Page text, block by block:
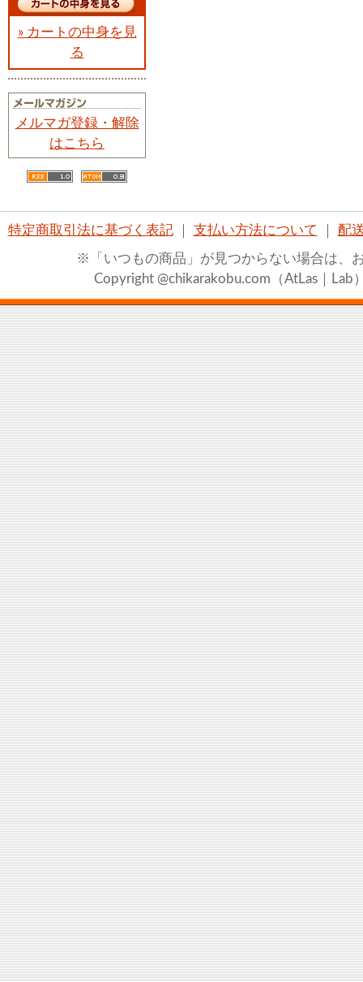
» カートの中身を見
る
メルマガ登録・解除
はこちら
特定商取引法に基づく表記｜ 支払い方法について 配
※「いつもの商品」が見つからない場合は、
Copyright @chikarakobu.com（AtLas｜